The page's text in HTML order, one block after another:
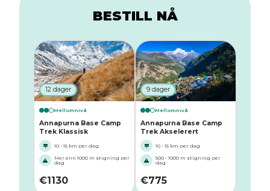
BESTILL NÅ
12 dager
Mellomnivå
Annapurna Base Camp
Trek Klassisk
10 - 15 km per dag
Mer enn 1000 m stigning per
dag
€1130
9 dager
Mellomnivå
Annapurna Base Camp
Trek Akselerert
10 - 15 km per dag
500 - 1000 m stigning per
dag
€775